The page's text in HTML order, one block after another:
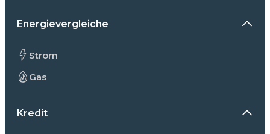
Energievergleiche
Strom
Gas
Kredit